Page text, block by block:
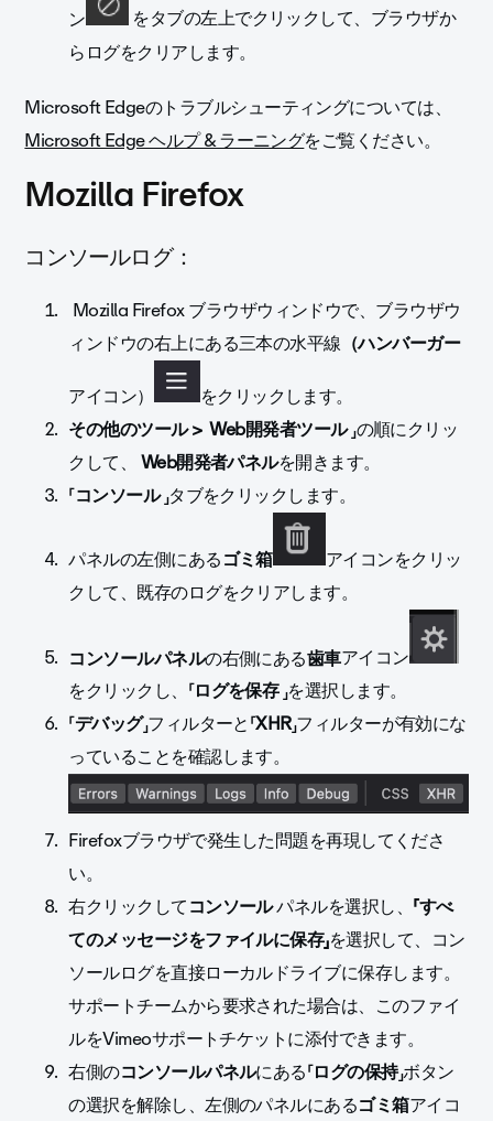
ン
をタブの左上でクリックして、ブラウザか
らログをクリアします。
Microsoft Edgeのトラブルシューティングについては、
Microsoft Edge ヘルプ & ラーニングをご覧ください。
Mozilla Firefox
コンソールログ：
Mozilla Firefox ブラウザウィンドウで、ブラウザウ
ィンドウの右上にある三本の水平線（ハンバーガー
アイコン）
をクリックします。
その他のツール > Web開発者ツール」の順にクリッ
クして、 Web開発者パネルを開きます。
「コンソール」タブをクリックします。
パネルの左側にあるゴミ箱
アイコンをクリッ
クして、既存のログをクリアします。
コンソールパネルの右側にある歯車アイコン
をクリックし、「ログを保存」を選択します。
「デバッグ」フィルターと「XHR」フィルターが有効にな
っていることを確認します。
Firefoxブラウザで発生した問題を再現してくださ
い。
右クリックしてコンソールパネルを選択し、 「すべ
てのメッセージをファイルに保存」を選択して、コン
ソールログを直接ローカルドライブに保存します。
サポートチームから要求された場合は、このファイ
ルをVimeoサポートチケットに添付できます。
右側のコンソールパネルにある「ログの保持」ボタン
の選択を解除し、左側のパネルにあるゴミ箱アイコ